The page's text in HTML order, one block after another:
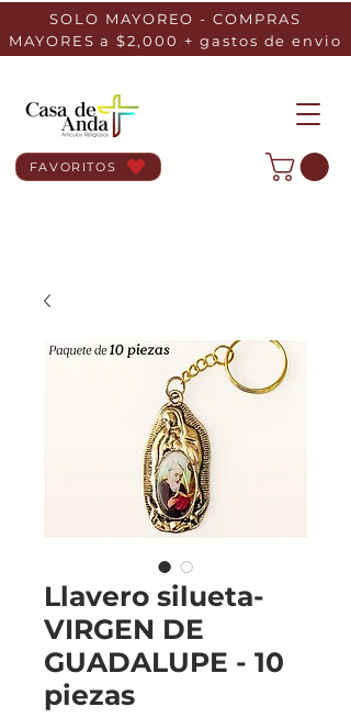
SOLO MAYOREO - COMPRAS
MAYORES a $2,000 + gastos de envio
FAVORITOS
Llavero silueta-
VIRGEN DE
GUADALUPE - 10
piezas